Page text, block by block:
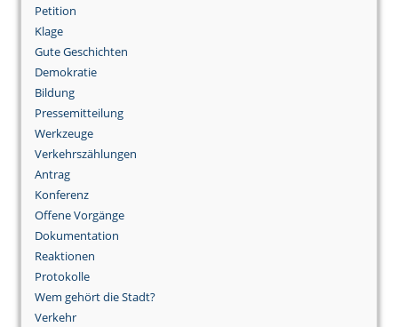
Petition
Klage
Gute Geschichten
Demokratie
Bildung
Pressemitteilung
Werkzeuge
Verkehrszählungen
Antrag
Konferenz
Offene Vorgänge
Dokumentation
Reaktionen
Protokolle
Wem gehört die Stadt?
Verkehr